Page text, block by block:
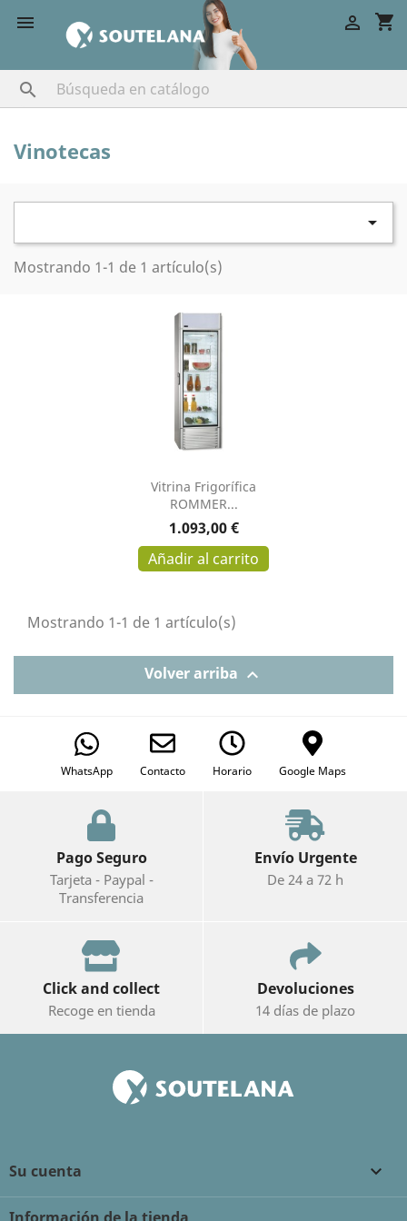
 shopping_cart


Vinotecas

Mostrando 1-1 de 1 artículo(s)
Vitrina Frigorífica
ROMMER...
Precio
1.093,00 €
Añadir al carrito
Mostrando 1-1 de 1 artículo(s)
Volver arriba 
WhatsApp Contacto Horario Google Maps
Pago Seguro
Tarjeta - Paypal -
Transferencia
Envío Urgente
De 24 a 72 h
Click and collect
Recoge en tienda
Devoluciones
14 días de plazo
Su cuenta 